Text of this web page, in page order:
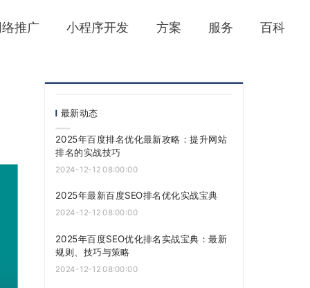
推广 小程序开发 方案 服务 百科
最新动态
2025年百度排名优化最新攻略：提升网站
排名的实战技巧
2024-12-12 08:00:00
2025年最新百度SEO排名优化实战宝典
2024-12-12 08:00:00
2025年百度SEO优化排名实战宝典：最新
规则、技巧与策略
2024-12-12 08:00:00